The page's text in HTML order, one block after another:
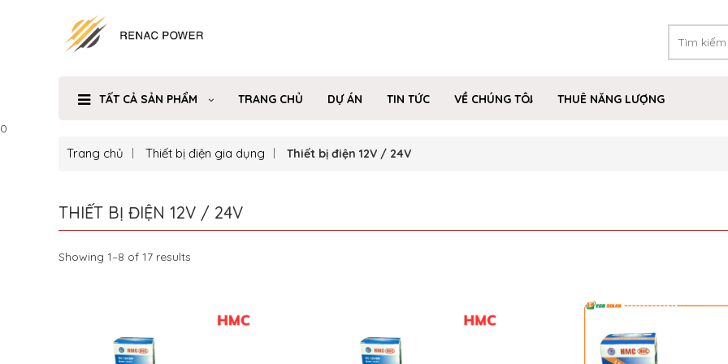
TẤT CẢ SẢN PHẨM TRANG CHỦ DỰ ÁN TIN TỨC VỀ CHÚNG TÔI
THUÊ NĂNG LƯỢNG
0
Trang chủ Thiết bị điện gia dụng Thiết bị điện 12V / 24V
THIẾT BỊ ĐIỆN 12V / 24V
Showing 1–8 of 17 results